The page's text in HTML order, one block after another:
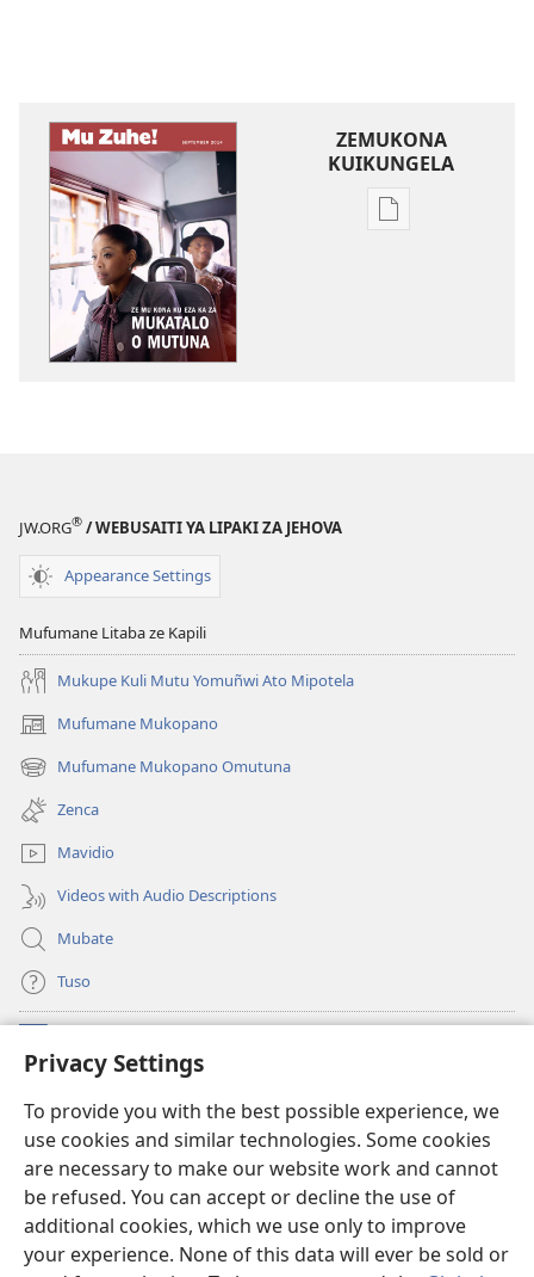
Privacy Settings
To provide you with the best possible experience, we
use cookies and similar technologies. Some cookies
are necessary to make our website work and cannot
be refused. You can accept or decline the use of
additional cookies, which we use only to improve
your experience. None of this data will ever be sold or
ZEMUKONA
KUIKUNGELA
Mukete
JW.ORG® / WEBUSAITI YA LIPAKI ZA JEHOVA
Appearance Settings
Mufumane Litaba ze Kapili
Mukupe Kuli Mutu Yomuñwi Ato Mipotela
Mufumane Mukopano
(opens
new
window)
Mufumane Mukopano Omutuna
(opens
new
window)
Zenca
Mavidio
Videos with Audio Descriptions
Mubate
Tuso
(opens
new
Sifalana sa fa Intaneti sa Watchtower
(opens
new
window)JW Hub
(opens
new
window)Progilamu ya JW Library®